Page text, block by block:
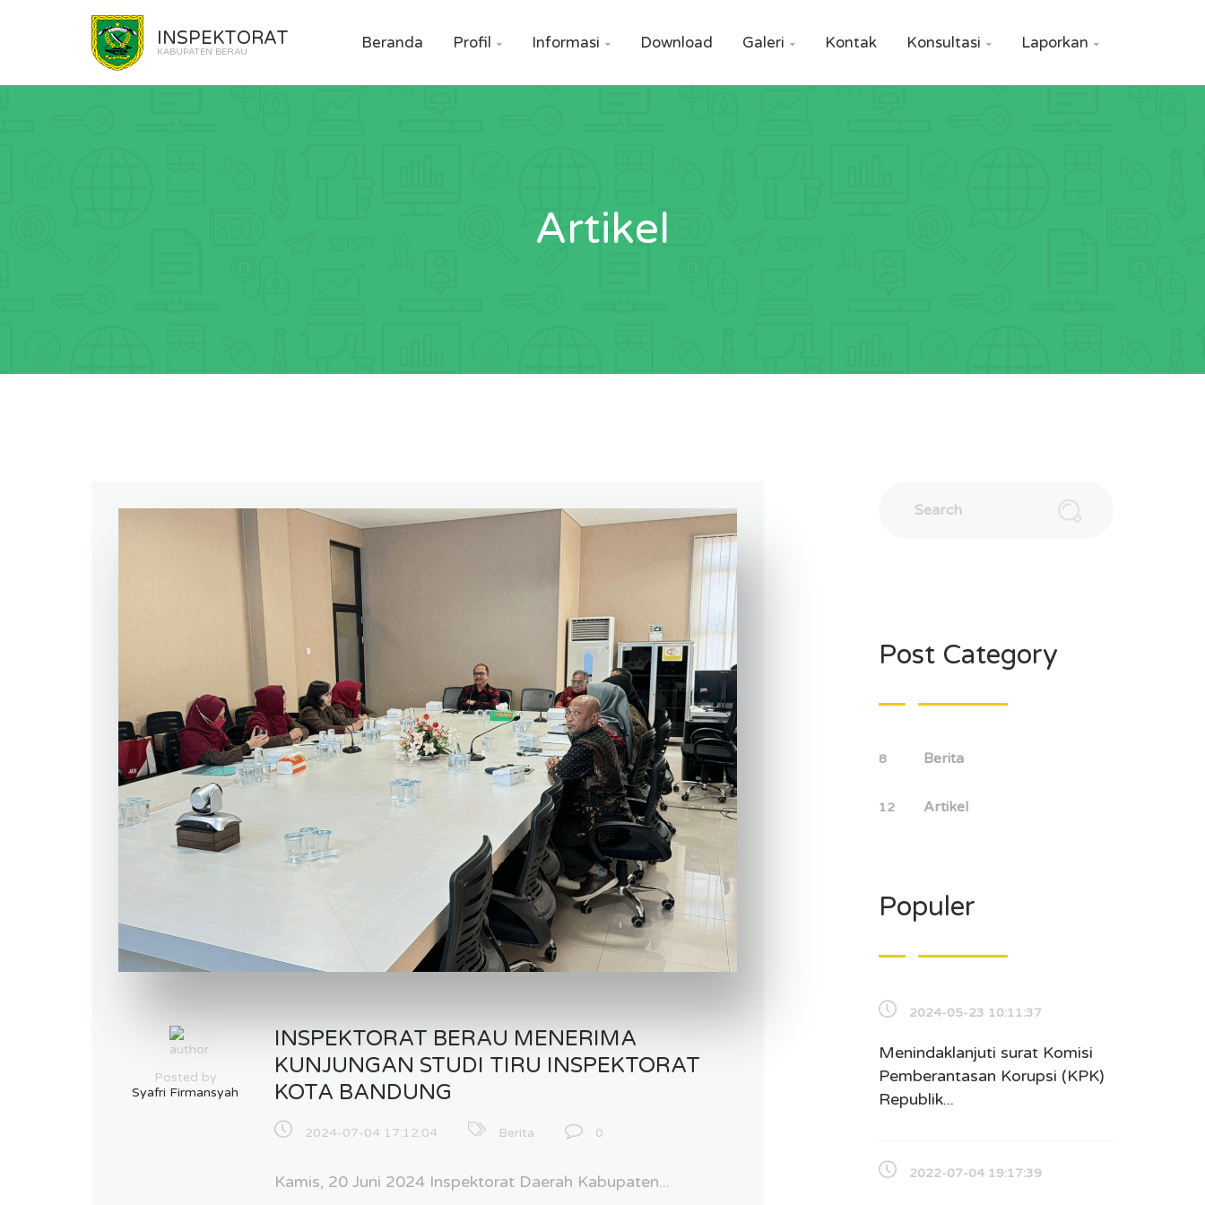
INSPEKTORAT
KABUPATEN BERAU Beranda Profil  Informasi  Download Galeri  Kontak Konsultasi  Laporkan 
Artikel
Posted by
Syafri Firmansyah
INSPEKTORAT BERAU MENERIMA
KUNJUNGAN STUDI TIRU INSPEKTORAT
KOTA BANDUNG
2024-07-04 17:12:04 Berita 0
Kamis, 20 Juni 2024 Inspektorat Daerah Kabupaten...
Post Category
8 Berita
12 Artikel
Populer
2024-05-23 10:11:37
Menindaklanjuti surat Komisi
Pemberantasan Korupsi (KPK)
Republik...
2022-07-04 19:17:39